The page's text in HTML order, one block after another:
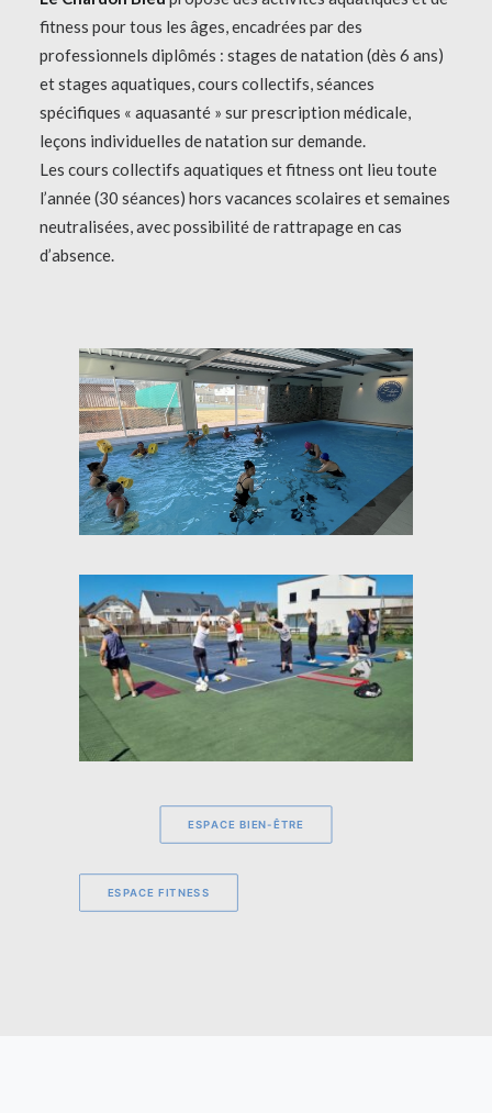
fitness pour tous les âges, encadrées par des
professionnels diplômés : stages de natation (dès 6 ans)
et stages aquatiques, cours collectifs, séances
spécifiques « aquasanté » sur prescription médicale,
leçons individuelles de natation sur demande.
Les cours collectifs aquatiques et fitness ont lieu toute
l’année (30 séances) hors vacances scolaires et semaines
neutralisées, avec possibilité de rattrapage en cas
d’absence.
ESPACE BIEN-ÊTRE
ESPACE FITNESS